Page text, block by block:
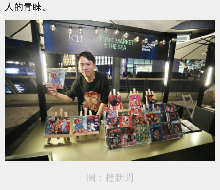
人的青睞。
圖：橙新聞